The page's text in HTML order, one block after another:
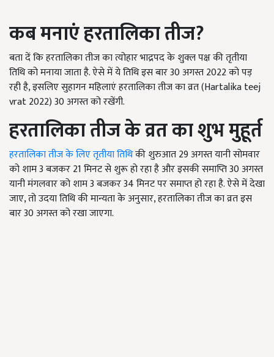
कब मनाएं हरतालिका तीज?
बता दें कि हरतालिका तीज का त्योहार भाद्रपद के शुक्ल पक्ष की तृतीया
तिथि को मनाया जाता है. ऐसे में ये तिथि इस बार 30 अगस्त 2022 को पड़
रही है, इसलिए सुहागन महिलाएं हरतालिका तीज का व्रत (Hartalika teej
vrat 2022) 30 अगस्त को रखेंगी.
हरतालिका तीज के व्रत का शुभ मुहूर्त
हरतालिका तीज के लिए तृतीया तिथिकी शुरुआत 29 अगस्त यानी सोमवार
को शाम 3 बजकर 21 मिनट से शुरू हो रहा है और इसकी समाप्ति 30 अगस्त
यानी मंगलवार को शाम 3 बजकर 34 मिनट पर समाप्त हो रहा है. ऐसे में देखा
जाए, तो उदया तिथि की मान्यता के अनुसार, हरतालिका तीज का व्रत इस
बार 30 अगस्त को रखा जाएगा.